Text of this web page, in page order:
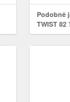
Podobně
TWIST 82